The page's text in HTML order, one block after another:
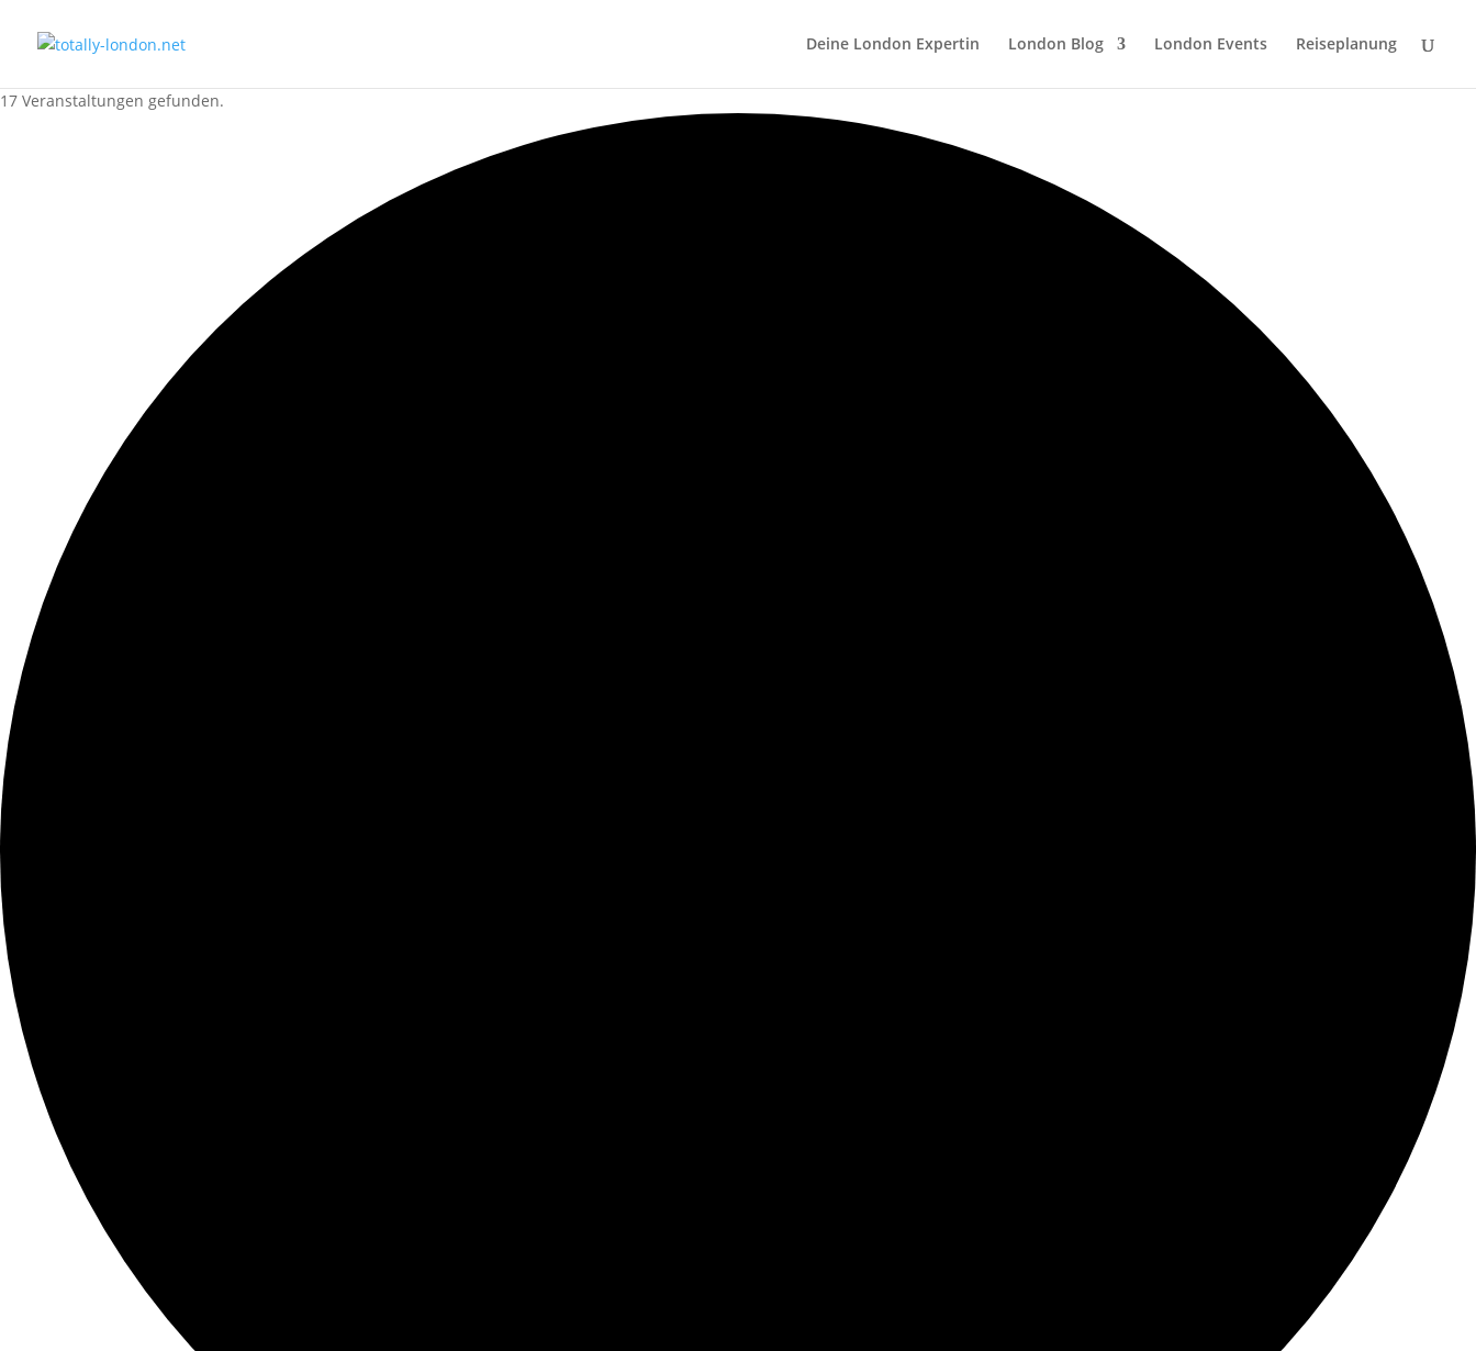
Deine London Expertin London Blog London Events Reiseplanung
17 Veranstaltungen gefunden.